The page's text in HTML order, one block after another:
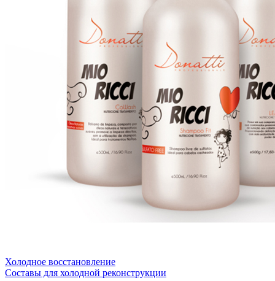
Холодное восстановление
Составы для холодной реконструкции